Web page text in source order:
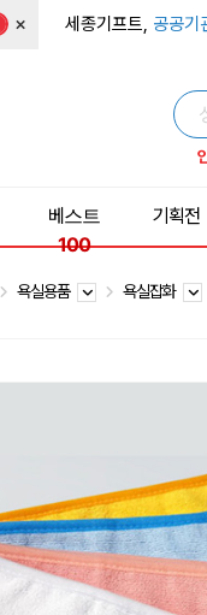
× 세종기프트, 공공기
베스트
100
기획전
욕실용품 욕실잡화